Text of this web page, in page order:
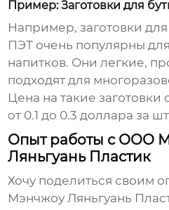
Пример: Заготовки для
Например,заготовки
ПЭТ очень популярны
напитков. Они легкие,
подходят для
Цена на такие
от 0.1 до 0.3 доллара за
Опыт работы с ООО
Ляньгуань Пластик
Хочу поделиться своим
Мэнчжоу Ляньгуань